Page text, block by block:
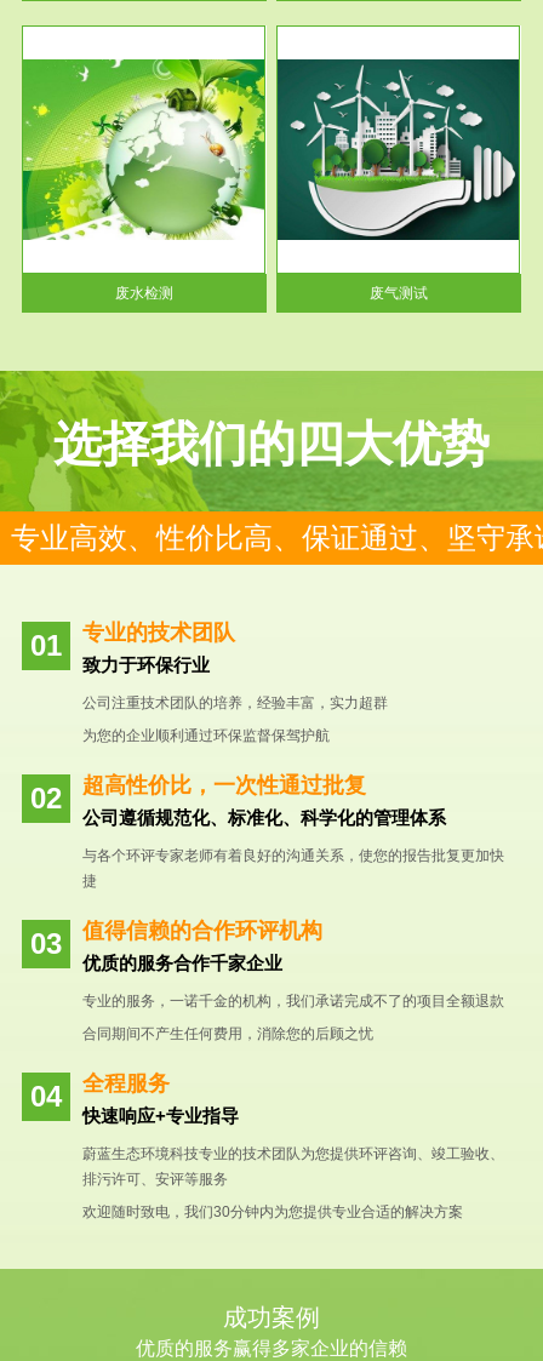
废水检测
服务范围
废气测试
检测范围工业废气检测包括有机
废气和无机废气。有机废气主要
包括...
废气测试
选择我们的四大优势
专业高效、性价比高、保证通过、坚守承
专业的技术团队
致力于环保行业
公司注重技术团队的培养，经验丰富，实力超群
为您的企业顺利通过环保监督保驾护航
超高性价比，一次性通过批复
公司遵循规范化、标准化、科学化的管理体系
与各个环评专家老师有着良好的沟通关系，使您的报告批复更加快
捷
值得信赖的合作环评机构
优质的服务合作千家企业
专业的服务，一诺千金的机构，我们承诺完成不了的项目全额退款
合同期间不产生任何费用，消除您的后顾之忧
全程服务
快速响应+专业指导
蔚蓝生态环境科技专业的技术团队为您提供环评咨询、竣工验收、
排污许可、安评等服务
欢迎随时致电，我们30分钟内为您提供专业合适的解决方案
成功案例
优质的服务赢得多家企业的信赖